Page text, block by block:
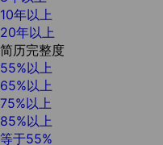
10年以上
20年以上
简历完整度
55%以上
65%以上
75%以上
85%以上
等于55%